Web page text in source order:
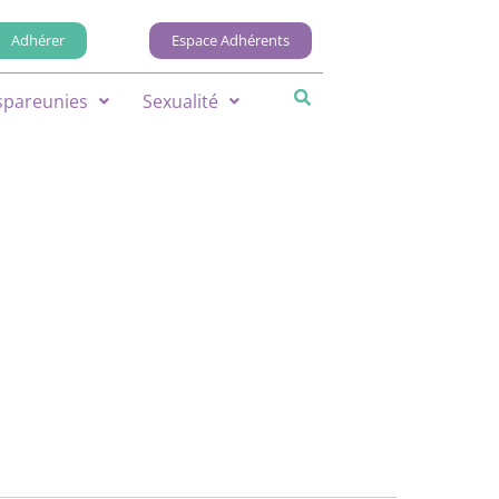
Adhérer Espace Adhérents
Sexualité